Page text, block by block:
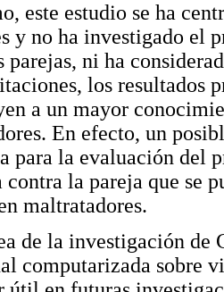
este estudio se ha
y no ha investigado el
parejas, ni ha
los resultados
a un mayor
En efecto, un
para la evaluación del
la pareja que se
maltratadores.
de la investigación de
computarizada sobre